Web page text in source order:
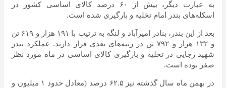
به عبارت دیگر، بیش از ۶۰ درصد کالای اساسی کشور در
اسکله‌های بندر امام تخلیه و بارگیری شده است.
بعد از این بندر، بنادر امیرآباد و لنگه به ترتیب با ۱۹۱ هزار و ۶۱۹ تن
و ۱۳۲ هزار و ۷۹۲ تن در رتبه‌های بعدی قرار دارند. عملکرد بندر
شهید رجایی در تخلیه و بارگیری کالای اساسی در ماه مورد نظر
صفر بوده است.
در بهمن ماه سال گذشته نیز ۶۲.۵ درصد (معادل حدود ۱ میلیون و